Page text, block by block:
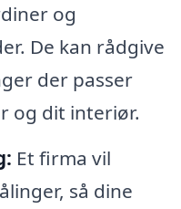
og
De kan rådgive
der passer
og dit interiør.
Et firma vil
så dine